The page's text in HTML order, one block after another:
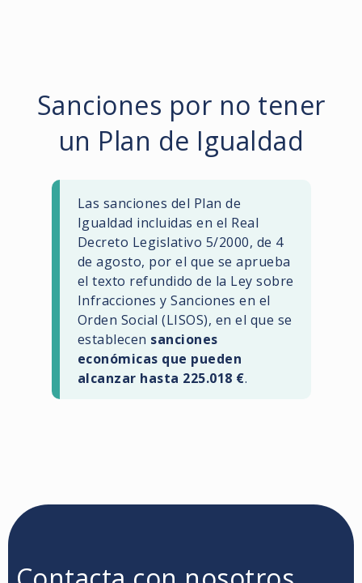
Sanciones por no tener
un Plan de Igualdad
Las sanciones del Plan de
Igualdad incluidas en el Real
Decreto Legislativo 5/2000, de 4
de agosto, por el que se aprueba
el texto refundido de la Ley sobre
Infracciones y Sanciones en el
Orden Social (LISOS), en el que se
establecen sanciones
económicas que pueden
alcanzar hasta 225.018 €.